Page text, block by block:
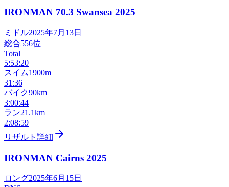
IRONMAN 70.3 Swansea 2025
ミドル2025年7月13日
総合556位
Total
5:53:20
スイム1900m
31:36
バイク90km
3:00:44
ラン21.1km
2:08:59
リザルト詳細
IRONMAN Cairns 2025
ロング2025年6月15日